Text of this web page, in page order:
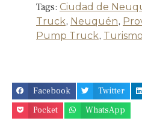
Tags: Ciudad de
Truck, Neuquén,
Pump Truck,
Facebook Twitter
Pocket
WhatsApp